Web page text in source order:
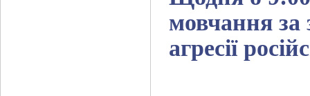
мовчання за
агресії